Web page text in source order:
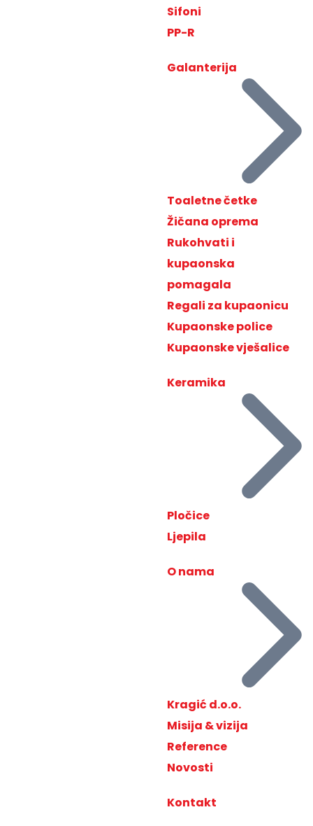
Sifoni
PP-R
Galanterija
Toaletne četke
Žičana oprema
Rukohvati i
kupaonska
pomagala
Regali za kupaonicu
Kupaonske police
Kupaonske vješalice
Keramika
Pločice
Ljepila
O nama
Kragić d.o.o.
Misija & vizija
Reference
Novosti
Kontakt